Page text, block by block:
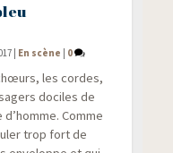
En scène 0
les cordes,
dociles de
Comme
trop fort de